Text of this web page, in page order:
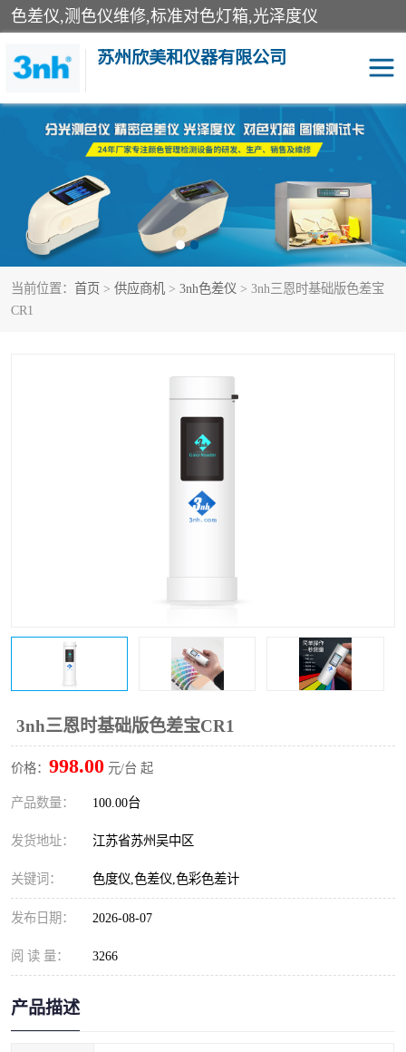
色差仪,测色仪维修,标准对色灯箱,光泽度仪
苏州欣美和仪器有限公司
当前位置： 首页 > 供应商机 > 3nh色差仪 > 3nh三恩时基础版色差宝
CR1
3nh三恩时基础版色差宝CR1
价格： 998.00 元/台 起
产品数量： 100.00台
发货地址： 江苏省苏州吴中区
关键词： 色度仪,色差仪,色彩色差计
发布日期： 2026-08-07
阅 读 量： 3266
产品描述
3nh色差仪 色差宝
分光色差仪 DOHO色差仪
美能达色差计 爱色丽测色仪
3nh分光测色仪 非接触式在线测色仪
TILO对色灯箱
图像测试卡
彩谱色差仪
配色软件
印刷看样台 哈希HACH检测仪
条码扫描仪维修